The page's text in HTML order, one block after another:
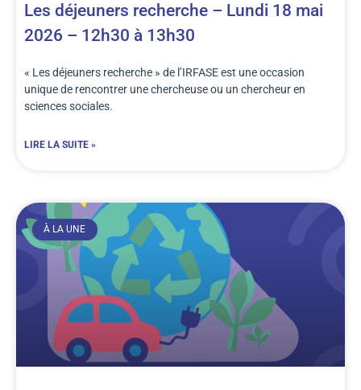
Les déjeuners recherche – Lundi 18 mai
2026 – 12h30 à 13h30
« Les déjeuners recherche » de l’IRFASE est une occasion
unique de rencontrer une chercheuse ou un chercheur en
sciences sociales.
LIRE LA SUITE »
À LA UNE